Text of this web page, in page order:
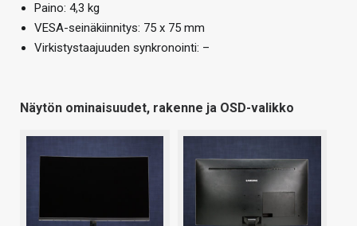
Paino: 4,3 kg
VESA-seinäkiinnitys: 75 x 75 mm
Virkistystaajuuden synkronointi: –
Näytön ominaisuudet, rakenne ja OSD-valikko